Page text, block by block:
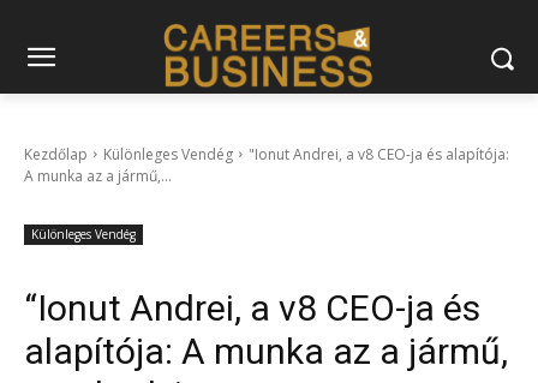
Kezdőlap Különleges Vendég
"Ionut Andrei, a v8 CEO-ja és alapítója:
A munka az a jármű,...
Különleges Vendég
“Ionut Andrei, a v8 CEO-ja és
alapítója: A munka az a jármű,